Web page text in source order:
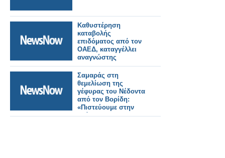
Καθυστέρηση
καταβολής
επιδόματος από τον
ΟΑΕΔ, καταγγέλλει
αναγνώστης
Σαμαράς στη
θεμελίωση της
γέφυρας του Νέδοντα
από τον Βορίδη:
«Πιστεύουμε στην
ανάπτυξη και του